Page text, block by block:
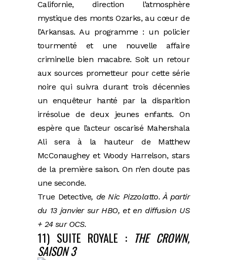
Californie, direction l’atmosphère
mystique des monts Ozarks, au cœur de
l’Arkansas. Au programme : un policier
tourmenté et une nouvelle affaire
criminelle bien macabre. Soit un retour
aux sources prometteur pour cette série
noire qui suivra durant trois décennies
un enquêteur hanté par la disparition
irrésolue de deux jeunes enfants. On
espère que l’acteur oscarisé Mahershala
Ali sera à la hauteur de Matthew
McConaughey et Woody Harrelson, stars
de la première saison. On n’en doute pas
une seconde.
True Detective, de Nic Pizzolatto. À partir
du 13 janvier sur HBO, et en diffusion US
+ 24 sur OCS.
11) SUITE ROYALE :THE CROWN,
SAISON 3